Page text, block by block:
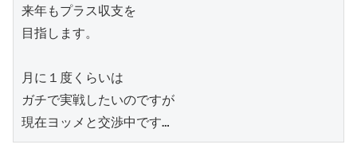
来年もプラス収支を
目指します。
月に１度くらいは
ガチで実戦したいのですが